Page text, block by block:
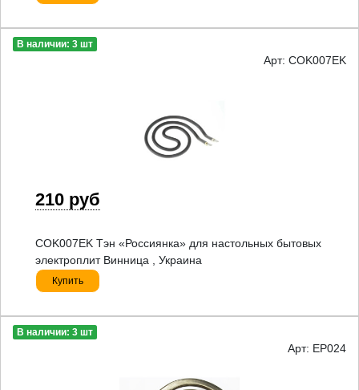
В наличии: 3 шт
Арт: COK007EK
210 руб
COK007EK Тэн «Россиянка» для настольных бытовых
электроплит Винница , Украина
Купить
В наличии: 3 шт
Арт: EP024